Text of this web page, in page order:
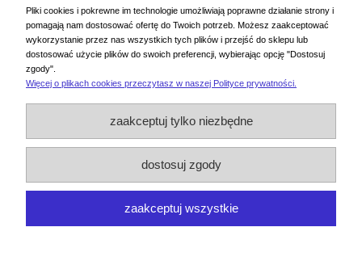
drogą elektroniczną na podany adres. Zgodę można wycofać w każdym
czasie. Wycofanie zgody nie wpływa na zgodność z prawem przetwarzania
dokonanego przed jej wycofaniem.
Pomoc
Informacje
Pliki cookies i pokrewne im technologie umożliwiają poprawne działanie strony i
pomagają nam dostosować ofertę do Twoich potrzeb. Możesz zaakceptować
wykorzystanie przez nas wszystkich tych plików i przejść do sklepu lub
dostosować użycie plików do swoich preferencji, wybierając opcję "Dostosuj
zgody".
Więcej o plikach cookies przeczytasz w naszej Polityce prywatności.
zaakceptuj tylko niezbędne
dostosuj zgody
zaakceptuj wszystkie